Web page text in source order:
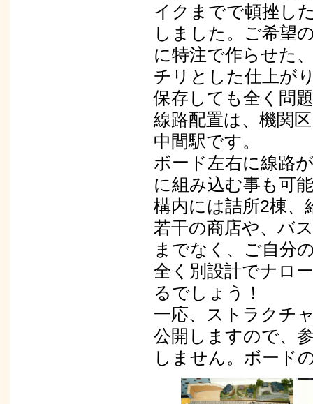
イクまでで頓挫し
しました。ご希望
に特注で作らせた
チリとした仕上が
保存しても全く問
線路配置は、機関
中間駅です。
ボード左右に線路
に組み込む事も可
構内には詰所2棟、
若干の商店や、バ
までなく、ご自分
全く別設計でナロ
るでしょう！
一応、ストラクチ
公開しますので、
しません。ボード